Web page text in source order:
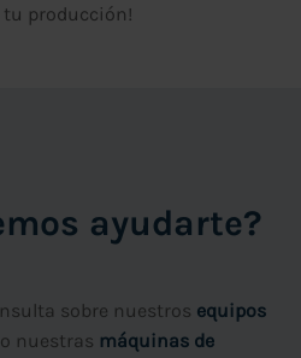
tu producción!
ayudarte?
sobre nuestros equipos
o nuestras máquinas de